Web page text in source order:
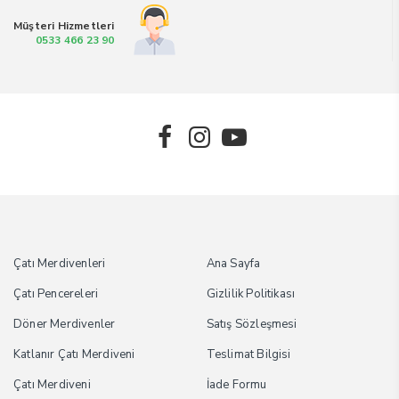
Müşteri Hizmetleri
0533 466 23 90
Çatı Merdivenleri
Çatı Pencereleri
Döner Merdivenler
Katlanır Çatı Merdiveni
Çatı Merdiveni
Ana Sayfa
Gizlilik Politikası
Satış Sözleşmesi
Teslimat Bilgisi
İade Formu